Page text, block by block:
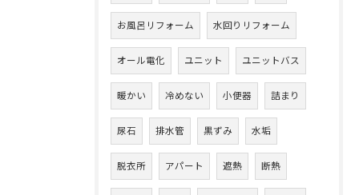
お風呂リフォーム 水回りリフォーム
オール電化 ユニット ユニットバス
暖かい 冷めない 小便器 詰まり
尿石 排水管 黒ずみ 水垢
脱衣所 アパート 遮熱 断熱